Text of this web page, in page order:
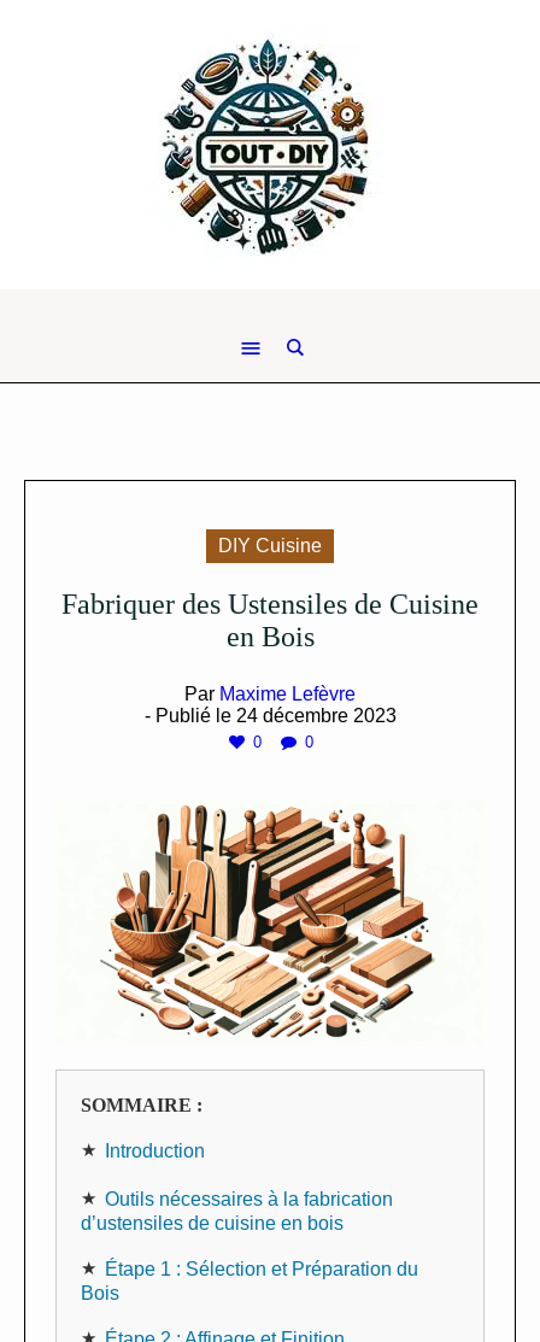
DIY Cuisine
Fabriquer des Ustensiles de Cuisine
en Bois
Par Maxime Lefèvre
- Publié le 24 décembre 2023
0 0
SOMMAIRE :
Introduction
Outils nécessaires à la fabrication
d’ustensiles de cuisine en bois
Étape 1 : Sélection et Préparation du
Bois